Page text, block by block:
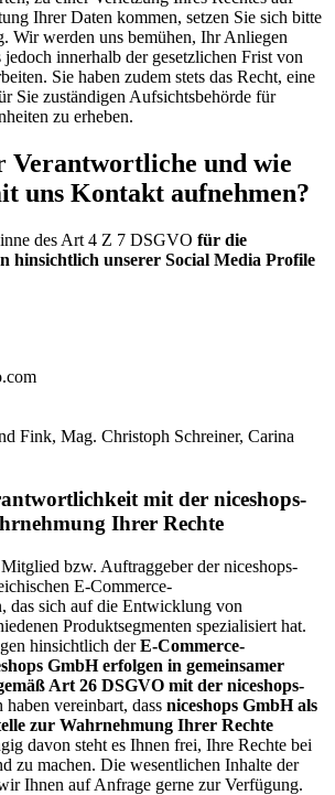
Ihrer Daten kommen, setzen Sie sich bitte
Wir werden uns bemühen, Ihr Anliegen
jedoch innerhalb der gesetzlichen Frist von
Sie haben zudem stets das Recht, eine
Sie zuständigen Aufsichtsbehörde für
zu erheben.
Verantwortliche und wie
uns Kontakt aufnehmen?
des Art 4 Z 7 DSGVO für die
hinsichtlich unserer Social Media Profile
Fink, Mag. Christoph Schreiner, Carina
mit der niceshops-
Ihrer Rechte
bzw. Auftraggeber der niceshops-
E-Commerce-
das sich auf die Entwicklung von
Produktsegmenten spezialisiert hat.
hinsichtlich derE-Commerce-
GmbH erfolgen in gemeinsamer
Art 26 DSGVO mit der niceshops-
haben vereinbart, dass niceshops GmbH als
zur Wahrnehmung Ihrer Rechte
davon steht es Ihnen frei, Ihre Rechte bei
zu machen. Die wesentlichen Inhalte der
Ihnen auf Anfrage gerne zur Verfügung.